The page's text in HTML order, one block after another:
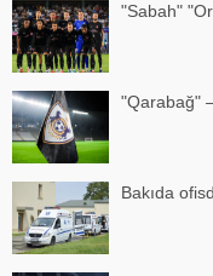
"Sabah"
"Qarabağ"
Bakıda